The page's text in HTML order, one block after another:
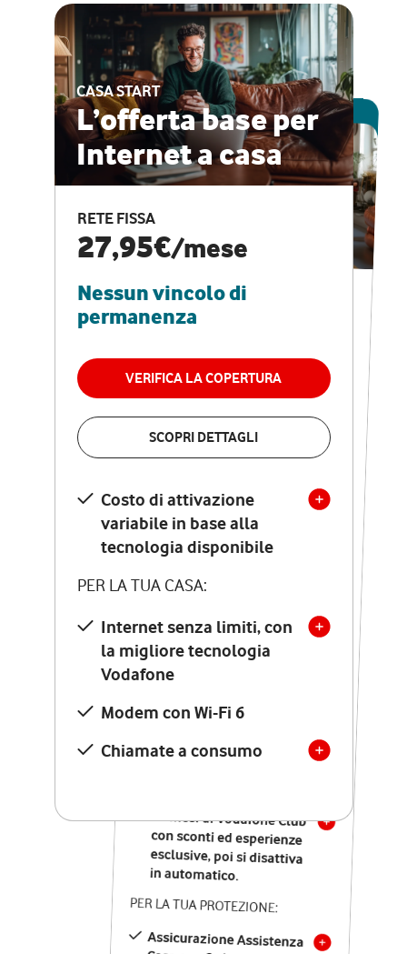
CASA START
L’offerta base per
Internet a casa
RETE FISSA
27,95€/mese
Nessun vincolo di
permanenza
VERIFICA LA COPERTURA
SCOPRI DETTAGLI
Costo di attivazione
variabile in base alla
tecnologia disponibile
PER LA TUA CASA:
Internet senza limiti, con
la migliore tecnologia
Vodafone
Modem con Wi-Fi 6
Chiamate a consumo
ESCLUSIVA ONLINE
CASA PRO
Internet veloce e
vantaggi speciali
RETE FISSA + VODAFONE CLUB
29,95€
permanenza
VERIFICA LA COPERTURA
Costo di attivazione
variabile in base alla
tecnologia disponibile
PER LA TUA CASA:
Internet senza limiti, con
la migliore tecnologia
Vodafone
Modem Seven con Wi-Fi 7
Chiamate illimitate verso
numeri fissi e mobili
nazionali
12 mesi di Vodafone Club
con sconti ed esperienze
esclusive, poi si disattiva
in automatico.
PER LA TUA PROTEZIONE:
Assicurazione Assistenza